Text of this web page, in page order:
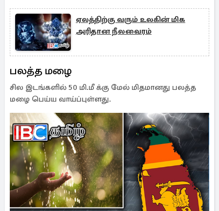
ஏலத்திற்கு வரும் உலகின் மிக
அரிதான நீலவைரம்
பலத்த மழை
சில இடங்களில் 50 மி.மீ க்கு மேல் மிதமானது பலத்த
மழை பெய்ய வாய்ப்புள்ளது.